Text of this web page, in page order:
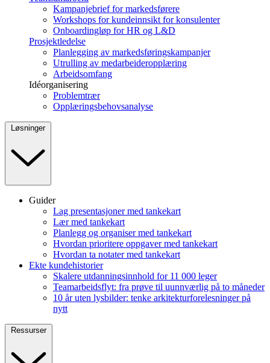
Kampanjebrief for markedsførere
Workshops for kundeinnsikt for konsulenter
Onboardingløp for HR og L&D
Prosjektledelse
Planlegging av markedsføringskampanjer
Utrulling av medarbeideropplæring
Arbeidsomfang
Idéorganisering
Problemtrær
Opplæringsbehovsanalyse
Løsninger
Guider
Lag presentasjoner med tankekart
Lær med tankekart
Planlegg og organiser med tankekart
Hvordan prioritere oppgaver med tankekart
Hvordan ta notater med tankekart
Ekte kundehistorier
Skalere utdanningsinnhold for 11 000 leger
Teamarbeidsflyt: fra prøve til uunnværlig på to måneder
10 år uten lysbilder: tenke arkitekturforelesninger på
nytt
Ressurser